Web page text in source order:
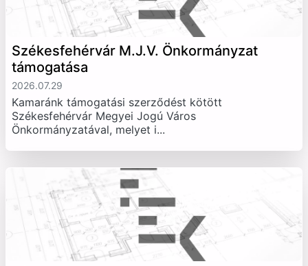
Székesfehérvár M.J.V. Önkormányzat
támogatása
2026.07.29
Kamaránk támogatási szerződést kötött
Székesfehérvár Megyei Jogú Város
Önkormányzatával, melyet i...